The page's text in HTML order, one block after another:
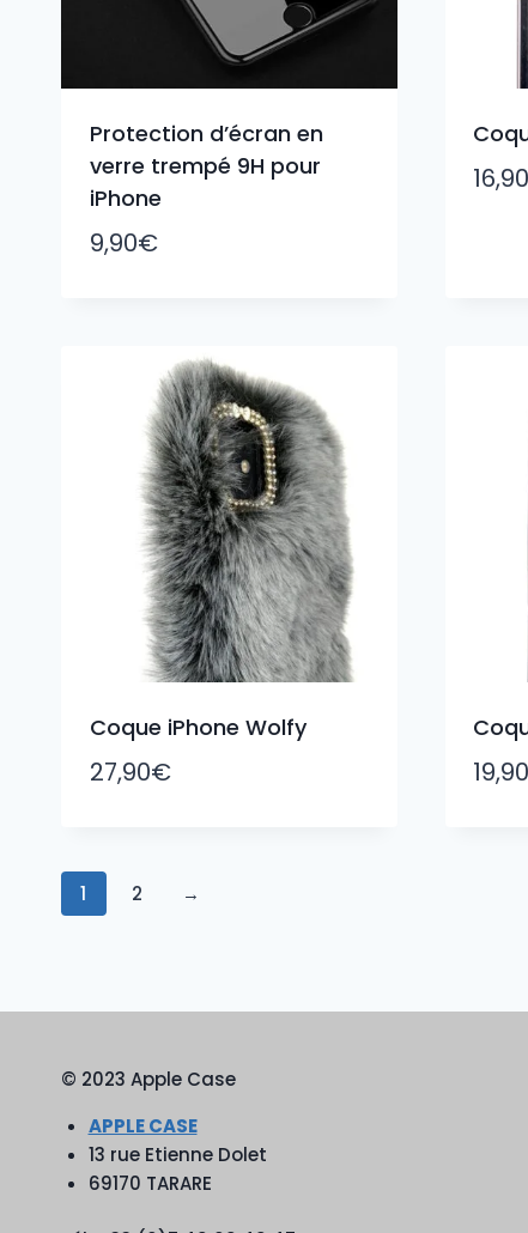
Protection d’écran en
verre trempé 9H pour
iPhone
9,90€
16,90
Coque iPhone Wolfy
27,90€ 19,90
1 2 →
© 2023 Apple Case
APPLE CASE
13 rue Etienne Dolet
69170 TARARE